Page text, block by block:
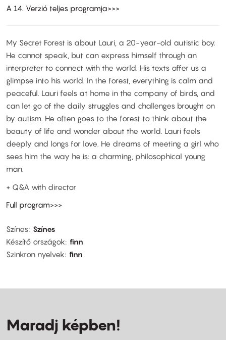
A 14. Verzió teljes programja>>>
My Secret Forest is about Lauri, a 20-year-old autistic boy.
He cannot speak, but can express himself through an
interpreter to connect with the world. His texts offer us a
glimpse into his world. In the forest, everything is calm and
peaceful. Lauri feels at home in the company of birds, and
can let go of the daily struggles and challenges brought on
by autism. He often goes to the forest to think about the
beauty of life and wonder about the world. Lauri feels
deeply and longs for love. He dreams of meeting a girl who
sees him the way he is: a charming, philosophical young
man.
+ Q&A with director
Full program>>>
Színes Színes
Készítő országok finn
Szinkron nyelvek finn
Maradj képben!